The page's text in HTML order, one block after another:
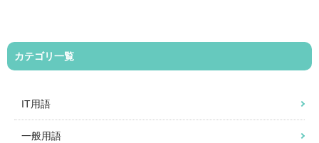
カテゴリ一覧
IT用語
一般用語